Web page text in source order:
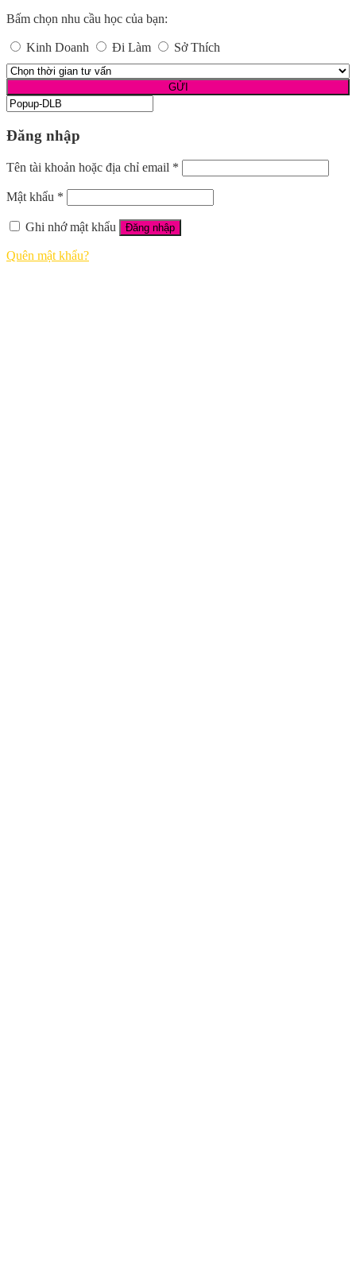
Bấm chọn nhu cầu học của bạn:
Kinh Doanh Đi Làm Sở Thích
Đăng nhập
Tên tài khoản hoặc địa chỉ email *
Mật khẩu *
Ghi nhớ mật khẩu Đăng nhập
Quên mật khẩu?